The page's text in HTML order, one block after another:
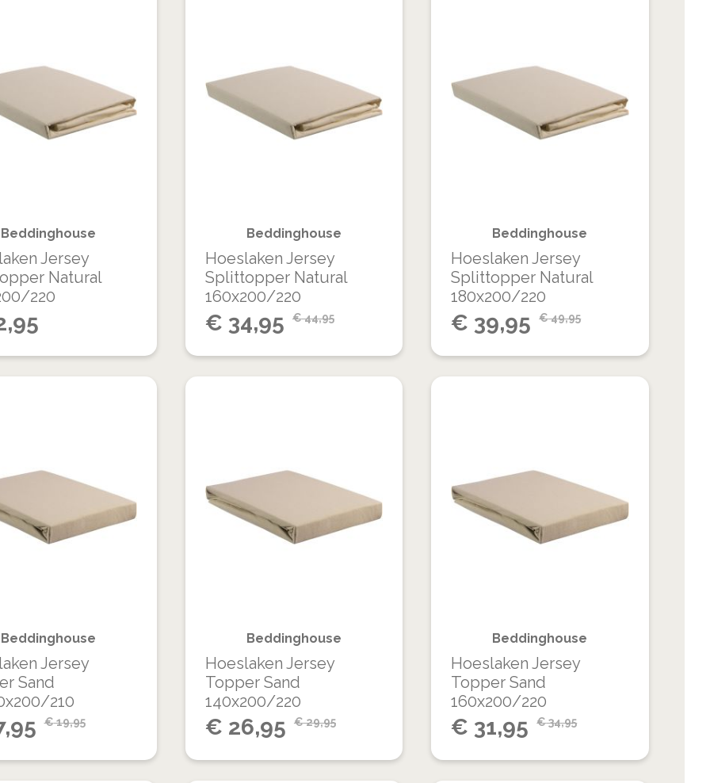
VERLANGLIJST
OM
Beddinghouse
Jersey
Natural
220
VERLANGLIJST
OM
Beddinghouse
Hoeslaken Jersey
Splittopper Natural
160x200/220
Special
Price
€ 34,95 €44,95
OM
Beddinghouse
Hoeslaken Jersey
Splittopper Natural
180x200/220
Special
Price
€ 39,95 €49,95
VERLANGLIJST
OM
Beddinghouse
Jersey
Sand
210
€19,95
VERLANGLIJST
OM
Beddinghouse
Hoeslaken Jersey
Topper Sand
140x200/220
Special
Price
€ 26,95 €29,95
OM
Beddinghouse
Hoeslaken Jersey
Topper Sand
160x200/220
Special
Price
€ 31,95 €34,95